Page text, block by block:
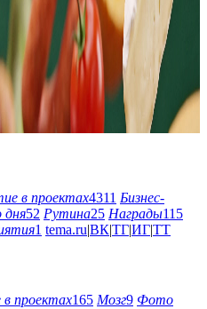
в проектах4311 Бизнес-
52 Рутина25 Награды115
1 tema.ru|ВК|ТГ|ИГ|ТТ
проектах165 Мозг9 Фото